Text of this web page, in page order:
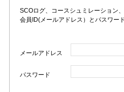
SCOログ、コースシュミレーション
会員ID(メールアドレス）とパスワー
メールアドレス
パスワード